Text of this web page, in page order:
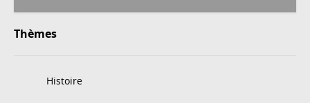
Thèmes
Histoire